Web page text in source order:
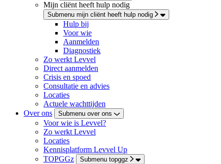
Mijn cliënt heeft hulp nodig
Submenu mijn cliënt heeft hulp nodig
Hulp bij
Voor wie
Aanmelden
Diagnostiek
Zo werkt Levvel
Direct aanmelden
Crisis en spoed
Consultatie en advies
Locaties
Actuele wachttijden
Over ons
Submenu over ons
Voor wie is Levvel?
Zo werkt Levvel
Locaties
Kennisplatform Levvel Up
TOPGGz
Submenu topggz